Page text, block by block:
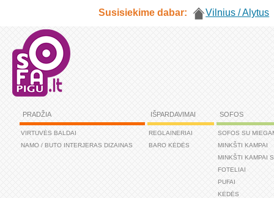
Susisiekime dabar: Vilnius / Alytus
PRADŽIA
VIRTUVĖS BALDAI
NAMO / BUTO INTERJERAS DIZAINAS
IŠPARDAVIMAI
REGLAINERIAI
BARO KĖDĖS
SOFOS
SOFOS SU
MINKŠTI KAMPAI
MINKŠTI KAMPAI
FOTELIAI
PUFAI
KĖDĖS